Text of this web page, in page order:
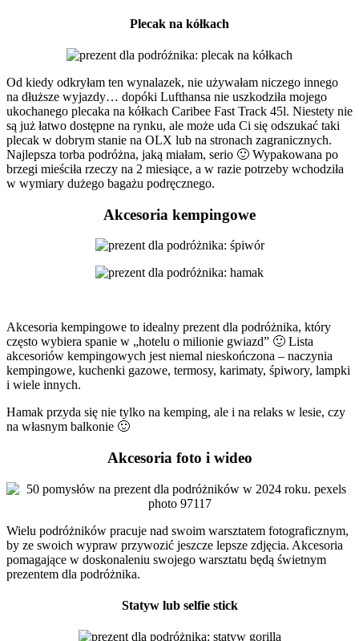
Plecak na kółkach
Od kiedy odkryłam ten wynalazek, nie używałam niczego innego
na dłuższe wyjazdy… dopóki Lufthansa nie uszkodziła mojego
ukochanego plecaka na kółkach Caribee Fast Track 45l. Niestety nie
są już łatwo dostępne na rynku, ale może uda Ci się odszukać taki
plecak w dobrym stanie na OLX lub na stronach zagranicznych.
Najlepsza torba podróżna, jaką miałam, serio 🙂 Wypakowana po
brzegi mieściła rzeczy na 2 miesiące, a w razie potrzeby wchodziła
w wymiary dużego bagażu podręcznego.
Akcesoria kempingowe
Akcesoria kempingowe to idealny prezent dla podróżnika, który
często wybiera spanie w „hotelu o milionie gwiazd” 🙂 Lista
akcesoriów kempingowych jest niemal nieskończona – naczynia
kempingowe, kuchenki gazowe, termosy, karimaty, śpiwory, lampki
i wiele innych.
Hamak przyda się nie tylko na kemping, ale i na relaks w lesie, czy
na własnym balkonie 🙂
Akcesoria foto i wideo
Wielu podróżników pracuje nad swoim warsztatem fotograficznym,
by ze swoich wypraw przywozić jeszcze lepsze zdjęcia. Akcesoria
pomagające w doskonaleniu swojego warsztatu będą świetnym
prezentem dla podróżnika.
Statyw lub selfie stick